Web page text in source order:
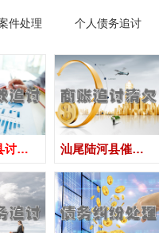
件处理 个人债务追讨
汕尾陆河县讨债公司 汕尾陆河县催债公司